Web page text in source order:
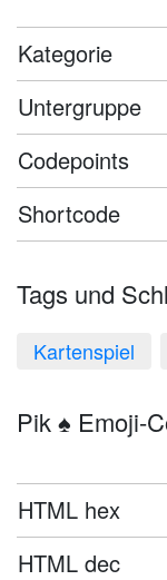
Kategorie
Untergruppe
Codepoints
Shortcode
Tags und
Kartenspiel
Pik ♠️ Emoji-
HTML hex
HTML dec